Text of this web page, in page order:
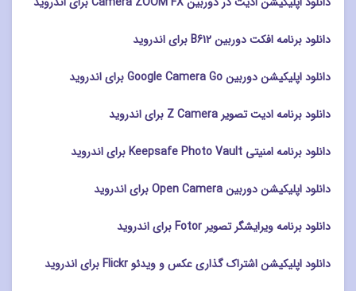
دانلود برنامه افکت دوربین B612 برای اندروید
دانلود اپلیکیشن دوربین Google Camera Go برای اندروید
دانلود برنامه ادیت تصویر Z Camera برای اندروید
دانلود برنامه امنیتی Keepsafe Photo Vault برای اندروید
دانلود اپلیکیشن دوربین Open Camera برای اندروید
دانلود برنامه ویرایشگر تصویر Fotor برای اندروید
دانلود اپلیکیشن اشتراک گذاری عکس و ویدئو Flickr برای اندروید